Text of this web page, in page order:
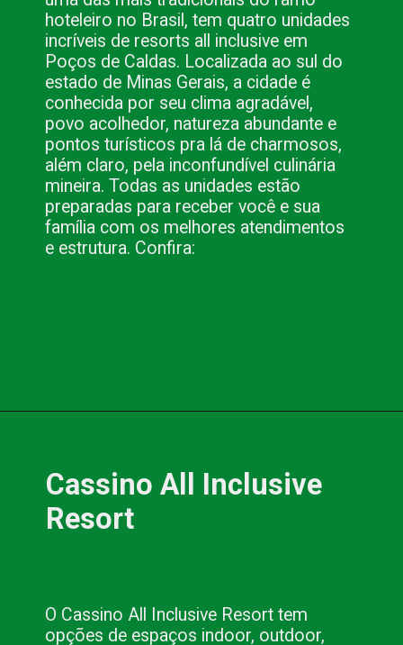
hoteleiro no Brasil, tem quatro unidades
incríveis de resorts all inclusive em
Poços de Caldas. Localizada ao sul do
estado de Minas Gerais, a cidade é
conhecida por seu clima agradável,
povo acolhedor, natureza abundante e
pontos turísticos pra lá de charmosos,
além claro, pela inconfundível culinária
mineira. Todas as unidades estão
preparadas para receber você e sua
família com os melhores atendimentos
e estrutura. Confira:
Cassino All Inclusive
Resort
O Cassino All Inclusive Resort tem
opções de espaços indoor, outdoor,